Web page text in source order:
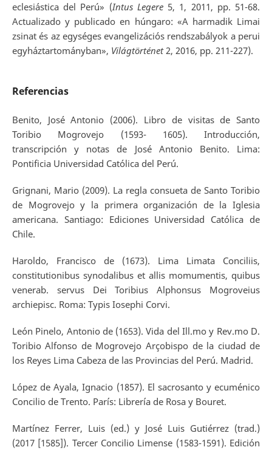
eclesiástica del Perú» (Intus Legere5, 1, 2011, pp. 51-68.
Actualizado y publicado en húngaro: «A harmadik Limai
zsinat és az egységes evangelizációs rendszabályok a perui
egyháztartományban», Világtörténet2, 2016, pp. 211-227).
Referencias
Benito, José Antonio (2006). Libro de visitas de Santo
Toribio Mogrovejo (1593- 1605). Introducción,
transcripción y notas de José Antonio Benito. Lima:
Pontificia Universidad Católica del Perú.
Grignani, Mario (2009). La regla consueta de Santo Toribio
de Mogrovejo y la primera organización de la Iglesia
americana. Santiago: Ediciones Universidad Católica de
Chile.
Haroldo, Francisco de (1673). Lima Limata Conciliis,
constitutionibus synodalibus et allis momumentis, quibus
venerab. servus Dei Toribius Alphonsus Mogroveius
archiepisc. Roma: Typis Iosephi Corvi.
León Pinelo, Antonio de (1653). Vida del Ill.mo y Rev.mo D.
Toribio Alfonso de Mogrovejo Arçobispo de la ciudad de
los Reyes Lima Cabeza de las Provincias del Perú. Madrid.
López de Ayala, Ignacio (1857). El sacrosanto y ecuménico
Concilio de Trento. París: Librería de Rosa y Bouret.
Martínez Ferrer, Luis (ed.) y José Luis Gutiérrez (trad.)
(2017 [1585]). Tercer Concilio Limense (1583-1591). Edición